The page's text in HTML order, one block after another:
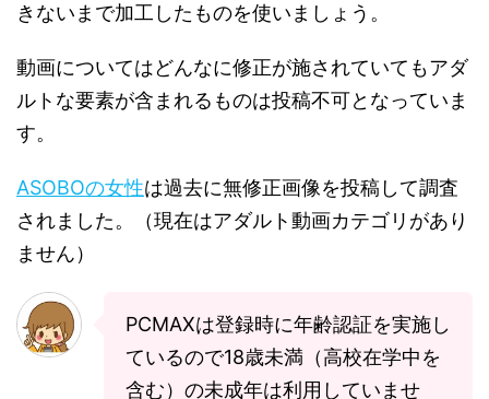
きないまで加工したものを使いましょう。
動画についてはどんなに修正が施されていてもアダ
ルトな要素が含まれるものは投稿不可となっていま
す。
ASOBOの女性は過去に無修正画像を投稿して調査
されました。（現在はアダルト動画カテゴリがあり
ません）
PCMAXは登録時に年齢認証を実施し
ているので18歳未満（高校在学中を
含む）の未成年は利用していませ